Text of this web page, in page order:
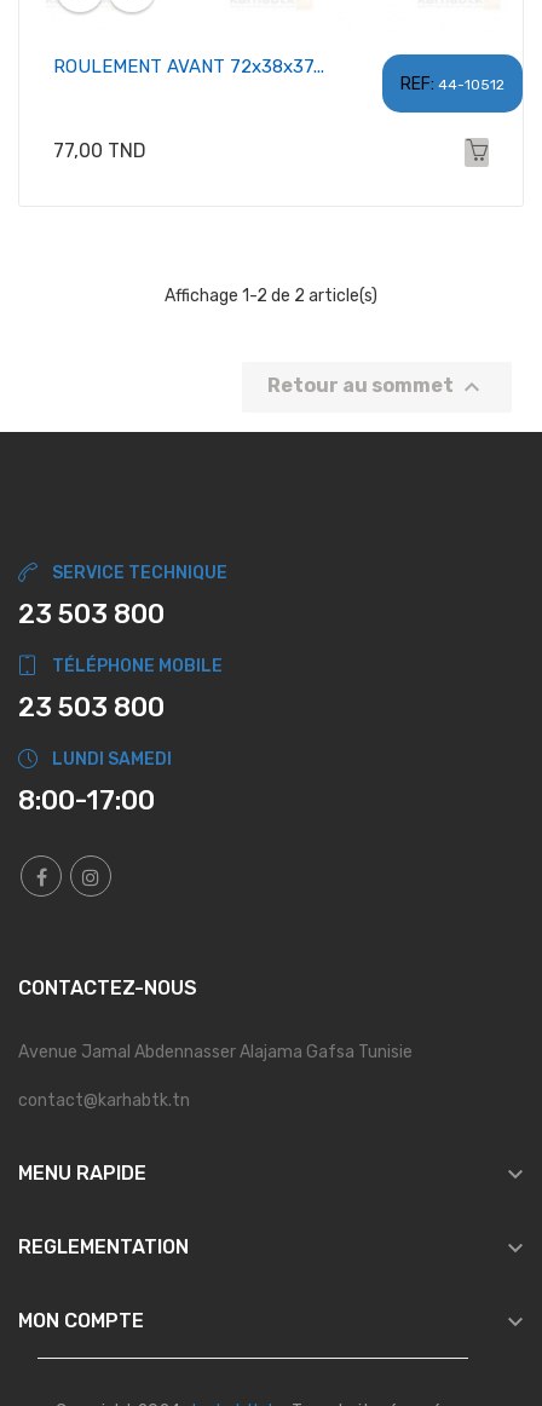
REF: 44-10512
ROULEMENT AVANT 72x38x37...
Prix
77,00 TND
Affichage 1-2 de 2 article(s)
Retour au sommet 
SERVICE TECHNIQUE
23 503 800
TÉLÉPHONE MOBILE
23 503 800
LUNDI SAMEDI
8:00-17:00
CONTACTEZ-NOUS
Avenue Jamal Abdennasser Alajama Gafsa Tunisie
contact@karhabtk.tn
MENU RAPIDE 
REGLEMENTATION 
MON COMPTE 